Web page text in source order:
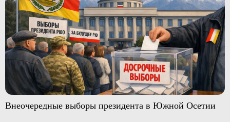
Внеочередные выборы президента в Южной Осетии